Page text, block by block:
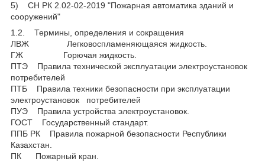
5) СН РК 2.02-02-2019 "Пожарная автоматика зданий и
сооружений"
1.2. Термины, определения и сокращения
ЛВЖ Легковоспламеняющаяся жидкость.
ГЖ Горючая жидкость.
ПТЭ Правила технической эксплуатации электроустановок
потребителей
ПТБ Правила техники безопасности при эксплуатации
электроустановок потребителей
ПУЭ Правила устройства электроустановок.
ГОСТ Государственный стандарт.
ППБ РК Правила пожарной безопасности Республики
Казахстан.
ПК Пожарный кран.